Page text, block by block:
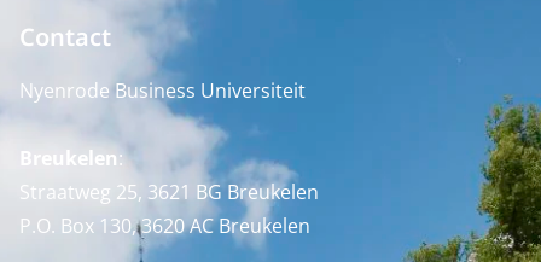
Contact
Nyenrode Business Universiteit
Breukelen:
Straatweg 25, 3621 BG Breukelen
P.O. Box 130, 3620 AC Breukelen